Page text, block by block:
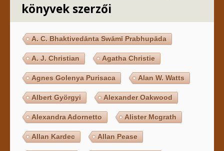
könyvek szerzői
A. C. Bhaktivedānta Swāmī Prabhupāda
A. J. Christian Agatha Christie
Agnes Golenya Purisaca Alan W. Watts
Albert Györgyi Alexander Oakwood
Alexandra Adornetto Alister Mcgrath
Allan Kardec Allan Pease